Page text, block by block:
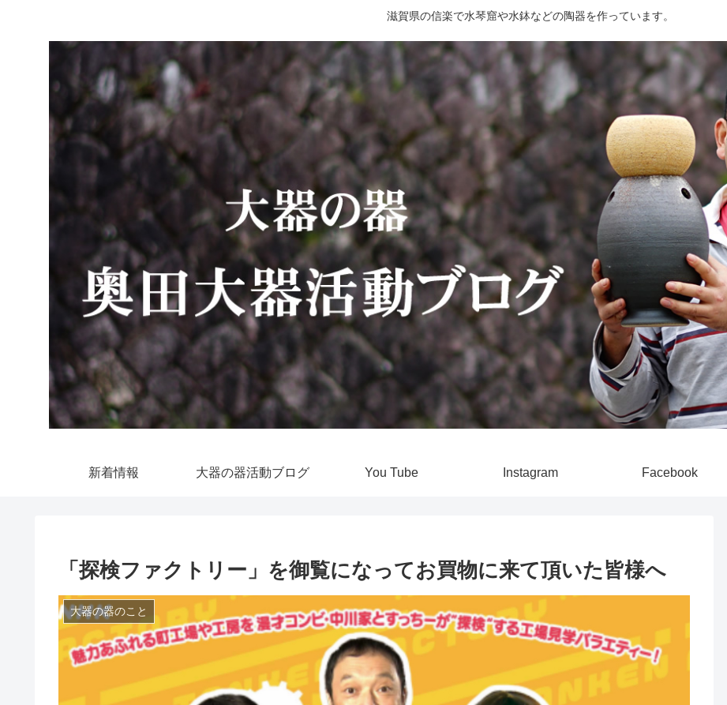
滋賀県の信楽で水琴窟や水鉢などの陶器を作っています。
新着情報 大器の器活動ブログ You Tube Instagram Facebook
「探検ファクトリー」を御覧になってお買物に来て頂いた皆様へ
大器の器のこと